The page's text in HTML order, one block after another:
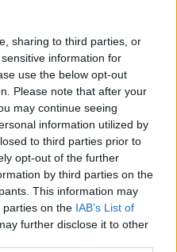
sharing to third parties, or
information for
use the below opt-out
Please note that after your
may continue seeing
information utilized by
to third parties prior to
opt-out of the further
by third parties on the
This information may
parties on the IAB’s List of
further disclose it to other
2026